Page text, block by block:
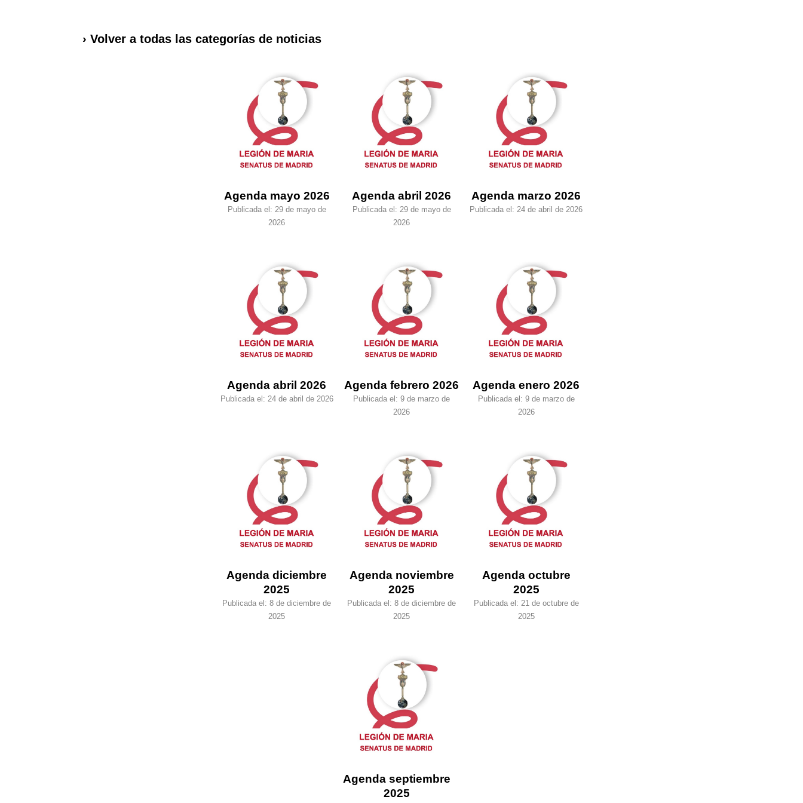
› Volver a todas las categorías de noticias
Agenda mayo 2026
Publicada el: 29 de mayo de
2026
Agenda abril 2026
Publicada el: 29 de mayo de
2026
Agenda marzo 2026
Publicada el:24 de abril de 2026
Agenda abril 2026
Publicada el: 24 de abril de 2026
Agenda febrero 2026
Publicada el: 9 de marzo de
2026
Agenda enero 2026
Publicada el: 9 de marzo de
2026
Agenda diciembre
2025
Publicada el:8 de diciembre de
2025
Agenda noviembre
2025
Publicada el: 8 de diciembre de
2025
Agenda octubre
2025
Publicada el: 21 de octubre de
2025
Agenda septiembre
2025